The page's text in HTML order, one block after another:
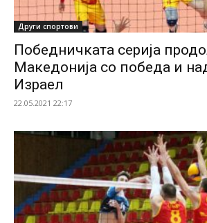
Други спортови
Победничката серија
Македонија со победа и
Израел
22.05.2021 22:17